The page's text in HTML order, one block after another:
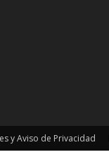
y Aviso de Privacidad